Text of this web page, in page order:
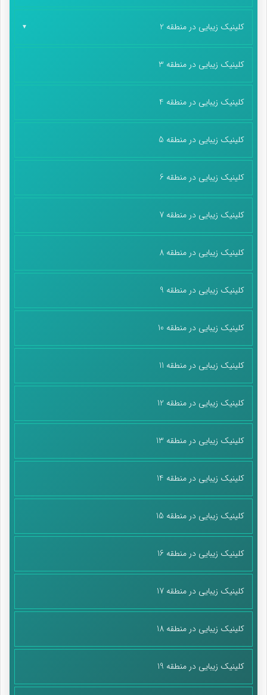
کلینیک زیبایی در منطقه 2
کلینیک زیبایی در منطقه 3
کلینیک زیبایی در منطقه 4
کلینیک زیبایی در منطقه 5
کلینیک زیبایی در منطقه 6
کلینیک زیبایی در منطقه 7
کلینیک زیبایی در منطقه 8
کلینیک زیبایی در منطقه 9
کلینیک زیبایی در منطقه 10
کلینیک زیبایی در منطقه 11
کلینیک زیبایی در منطقه 12
کلینیک زیبایی در منطقه 13
کلینیک زیبایی در منطقه 14
کلینیک زیبایی در منطقه 15
کلینیک زیبایی در منطقه 16
کلینیک زیبایی در منطقه 17
کلینیک زیبایی در منطقه 18
کلینیک زیبایی در منطقه 19